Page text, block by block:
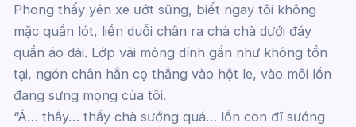
Phong thấy yên xe ướt sũng, biết ngay tôi không
mặc quần lót, liền duỗi chân ra chà chà dưới đáy
quần áo dài. Lớp vải mỏng dính gần như không tồn
tại, ngón chân hắn cọ thẳng vào hột le, vào môi lồn
đang sưng mọng của tôi.
“Á… thầy… thầy chà sướng quá… lồn con đĩ sướng